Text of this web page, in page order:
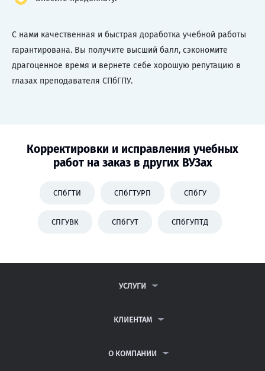
С нами качественная и быстрая доработка учебной работы
гарантирована. Вы получите высший балл, сэкономите
драгоценное время и вернете себе хорошую репутацию в
глазах преподавателя СПбГПУ.
Корректировки и исправления учебных
работ на заказ в других ВУЗах
СПбГТИ СПбГТУРП СПбГУ
СПГУВК СПбГУТ СПбГУПТД
УСЛУГИ
ДИПЛОМНЫЕ РАБОТЫ
РЕФЕРАТЫ
КЛИЕНТАМ
АНТИПЛАГИАТ
О КОМПАНИИ